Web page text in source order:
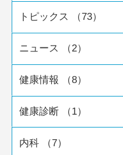
トピックス （73）
ニュース （2）
健康情報 （8）
健康診断 （1）
内科 （7）